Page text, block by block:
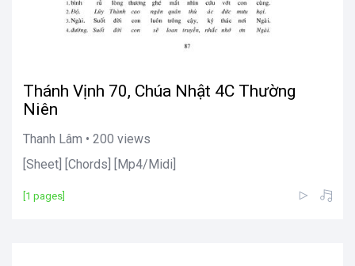
Thánh Vịnh 70, Chúa Nhật 4C Thường
Niên
Thanh Lâm • 200 views
[Sheet] [Chords] [Mp4/Midi]
[1 pages]